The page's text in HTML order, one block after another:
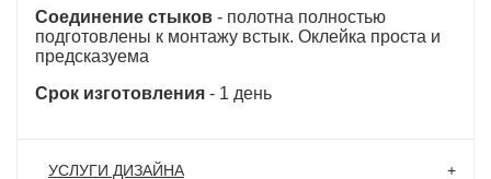
Соединение стыков - полотна полностью
подготовлены к монтажу встык. Оклейка проста и
предсказуема
Срок изготовления - 1 день
УСЛУГИ ДИЗАЙНА